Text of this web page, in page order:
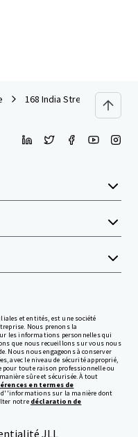
168 India Street,
et entités, est une société
Nous prenons la
les informations personnelles qui
que nous recueillons sur vous nous
Nous nous engageons à conserver
avec le niveau de sécurité approprié,
pour toute raison professionnelle ou
sûre et sécurisée. À tout
en termes de
d''informations sur la manière dont
notre déclaration de
JLL